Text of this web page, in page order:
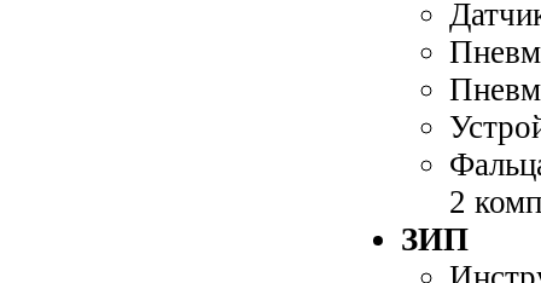
2
ЗИП